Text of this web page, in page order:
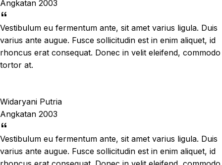
Angkatan 2003
Vestibulum eu fermentum ante, sit amet varius ligula. Duis
varius ante augue. Fusce sollicitudin est in enim aliquet, id
rhoncus erat consequat. Donec in velit eleifend, commodo
tortor at.
Widaryani Putria
Angkatan 2003
Vestibulum eu fermentum ante, sit amet varius ligula. Duis
varius ante augue. Fusce sollicitudin est in enim aliquet, id